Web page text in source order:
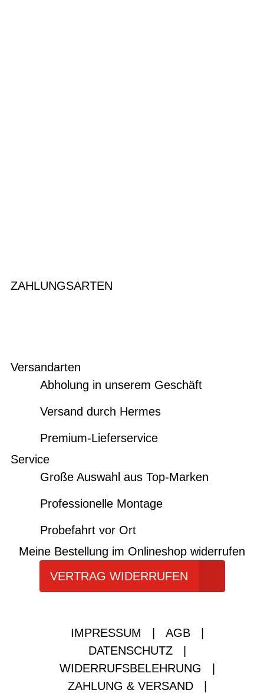
ZAHLUNGSARTEN
Versandarten
Abholung in unserem Geschäft
Versand durch Hermes
Premium-Lieferservice
Service
Große Auswahl aus Top-Marken
Professionelle Montage
Probefahrt vor Ort
Meine Bestellung im Onlineshop widerrufen
VERTRAG WIDERRUFEN
IMPRESSUM AGB
DATENSCHUTZ
WIDERRUFSBELEHRUNG
ZAHLUNG & VERSAND